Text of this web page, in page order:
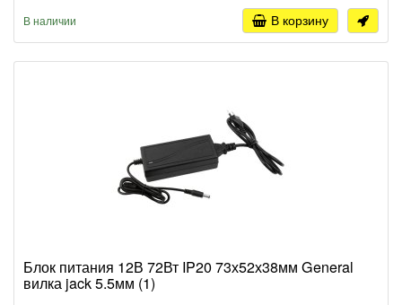
В наличии В корзину
Блок питания 12В 72Вт IP20 73х52х38мм General
вилка jack 5.5мм (1)